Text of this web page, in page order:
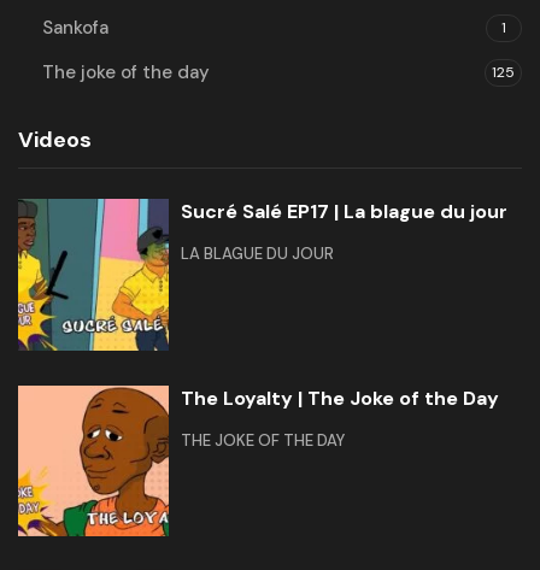
Sankofa 1
The joke of the day 125
Videos
Sucré Salé EP17 | La blague du jour
LA BLAGUE DU JOUR
The Loyalty | The Joke of the Day
THE JOKE OF THE DAY